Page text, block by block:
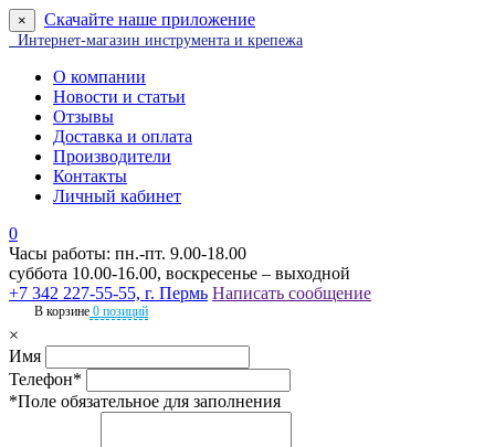
× Скачайте наше приложение
Интернет-магазин инструмента и крепежа
О компании
Новости и статьи
Отзывы
Доставка и оплата
Производители
Контакты
Личный кабинет
0
Часы работы: пн.-пт. 9.00-18.00
суббота 10.00-16.00, воскресенье – выходной
+7 342 227-55-55, г. Пермь Написать сообщение
В корзине 0 позиций
×
Имя
Телефон*
*Поле обязательное для заполнения